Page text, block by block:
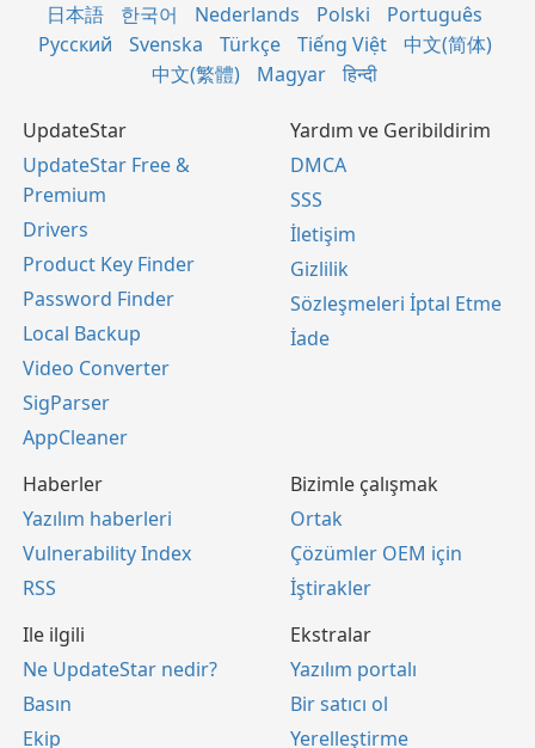
日本語
한국어 Nederlands Polski
Português
Русский
Svenska Türkçe Tiếng Việt
中文(简体)
中文(繁體)
Magyar हिन्दी
UpdateStar
UpdateStar Free &
Premium
Drivers
Product Key Finder
Password Finder
Local Backup
Video Converter
SigParser
AppCleaner
Yardım ve Geribildirim
DMCA
SSS
İletişim
Gizlilik
Sözleşmeleri İptal Etme
İade
Haberler
Yazılım haberleri
Vulnerability Index
RSS
Bizimle çalışmak
Ortak
Çözümler OEM için
İştirakler
Ile ilgili
Ne UpdateStar nedir?
Basın
Ekip
Ekstralar
Yazılım portalı
Bir satıcı ol
Yerelleştirme